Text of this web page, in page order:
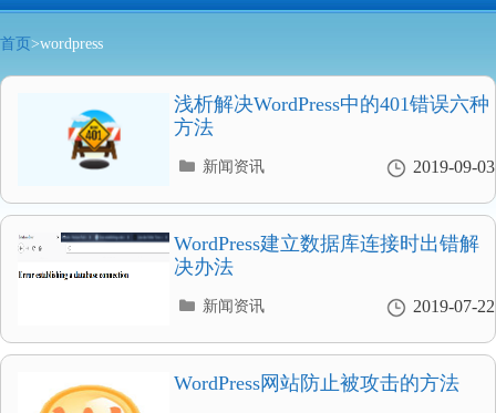
首页 >wordpress
浅析解决WordPress中的401错误六种
方法
2019-09-03
分
录
新闻资讯
WordPress建立数据库连接时出错解
决办法
2019-07-22
分
录
新闻资讯
WordPress网站防止被攻击的方法